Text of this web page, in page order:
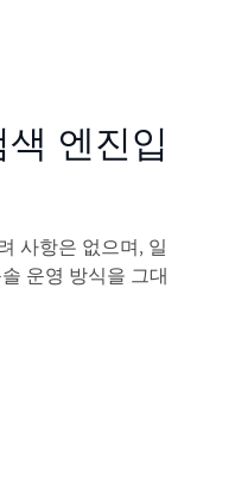
엔진입
사항은 없으며, 일
운영 방식을 그대